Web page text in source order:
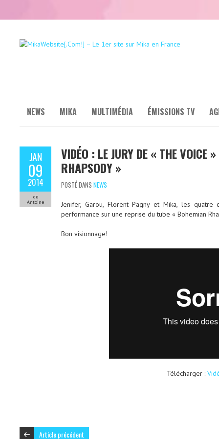
NEWS MIKA MULTIMÉDIA ÉMISSIONS TV
JAN
09
2014
de
Antoine
VIDÉO : LE JURY DE « THE VOICE
RHAPSODY »
POSTÉ DANS NEWS
Jenifer, Garou, Florent Pagny et Mika, les
performance sur une reprise du tube « Bohemian
Bon visionnage!
Télécharger :
Article précédent